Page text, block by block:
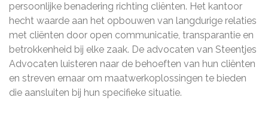
persoonlijke benadering richting cliënten. Het kantoor
hecht waarde aan het opbouwen van langdurige relaties
met cliënten door open communicatie, transparantie en
betrokkenheid bij elke zaak. De advocaten van Steentjes
Advocaten luisteren naar de behoeften van hun cliënten
en streven ernaar om maatwerkoplossingen te bieden
die aansluiten bij hun specifieke situatie.